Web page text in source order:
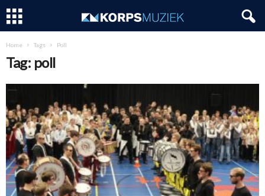
Home Tags Poll
Tag: poll